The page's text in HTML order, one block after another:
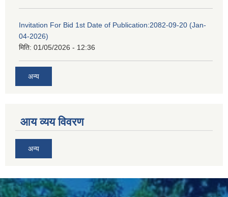
Invitation For Bid 1st Date of Publication:2082-09-20 (Jan-
04-2026)
मिति: 01/05/2026 - 12:36
अन्य
आय व्यय विवरण
अन्य